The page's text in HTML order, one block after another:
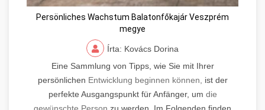
Persönliches Wachstum Balatonfőkajár Veszprém
megye
Írta: Kovács Dorina
Eine Sammlung von Tipps, wie Sie mit Ihrer
persönlichen Entwicklung beginnen können, ist der
perfekte Ausgangspunkt für Anfänger, um die